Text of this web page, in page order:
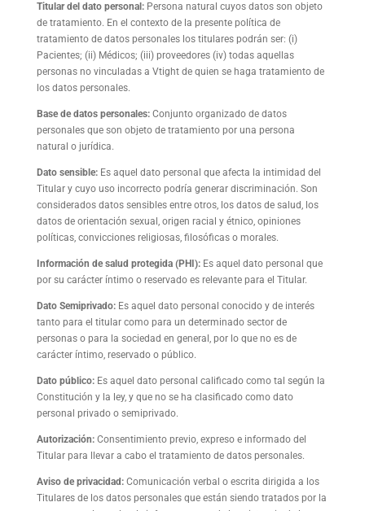
Titular del dato personal:Persona natural cuyos datos son objeto
de tratamiento. En el contexto de la presente política de
tratamiento de datos personales los titulares podrán ser: (i)
Pacientes; (ii) Médicos; (iii) proveedores (iv) todas aquellas
personas no vinculadas a Vtight de quien se haga tratamiento de
los datos personales.
Base de datos personales:Conjunto organizado de datos
personales que son objeto de tratamiento por una persona
natural o jurídica.
Dato sensible:Es aquel dato personal que afecta la intimidad del
Titular y cuyo uso incorrecto podría generar discriminación. Son
considerados datos sensibles entre otros, los datos de salud, los
datos de orientación sexual, origen racial y étnico, opiniones
políticas, convicciones religiosas, filosóficas o morales.
Información de salud protegida (PHI):Es aquel dato personal que
por su carácter íntimo o reservado es relevante para el Titular.
Dato Semiprivado:Es aquel dato personal conocido y de interés
tanto para el titular como para un determinado sector de
personas o para la sociedad en general, por lo que no es de
carácter íntimo, reservado o público.
Dato público:Es aquel dato personal calificado como tal según la
Constitución y la ley, y que no se ha clasificado como dato
personal privado o semiprivado.
Autorización:Consentimiento previo, expreso e informado del
Titular para llevar a cabo el tratamiento de datos personales.
Aviso de privacidad:Comunicación verbal o escrita dirigida a los
Titulares de los datos personales que están siendo tratados por la